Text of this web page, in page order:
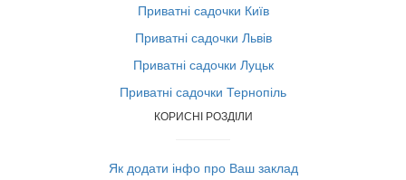
Приватні садочки Київ
Приватні садочки Львів
Приватні садочки Луцьк
Приватні садочки Тернопіль
КОРИСНІ РОЗДІЛИ
Як додати інфо про Ваш заклад